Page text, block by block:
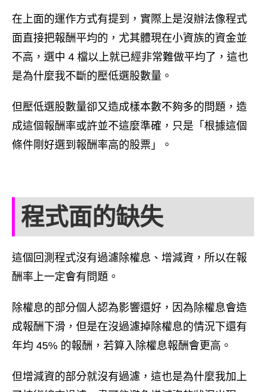
在上面的運作方式有提到，實際上是沒辦法像程式
面直接把報酬平均的，尤其體現在小資族的資金並
不高，選中 4 檔以上就已經非常難做平均了，這也
是為什麼我不斷的壓低選股數量。
但壓低選股數量卻又造成樣本數不夠多的問題，造
成這個報酬率或許並不這麼準確，只是「根據這個
條件剛好選到報酬率高的股票」。
程式面的缺失
這個回測程式沒有過濾除權息、增減資，所以在報
酬率上一定會有問題。
除權息的部分個人認為影響還好，因為除權息會造
成報酬下滑，但是在沒過濾掉除權息的情況下還有
年均 45% 的報酬，若算入除權息報酬會更高。
但增減資的部分就沒有過濾，這也是為什麼我加上